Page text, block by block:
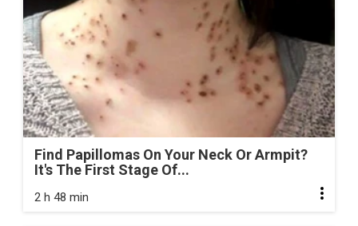
Find Papillomas On Your Neck Or Armpit?
It's The First Stage Of...
2 h 48 min